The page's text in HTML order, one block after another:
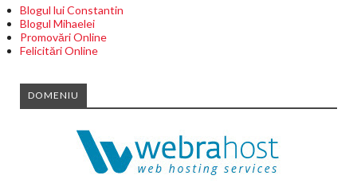
Blogul lui Constantin
Blogul Mihaelei
Promovări Online
Felicitări Online
DOMENIU